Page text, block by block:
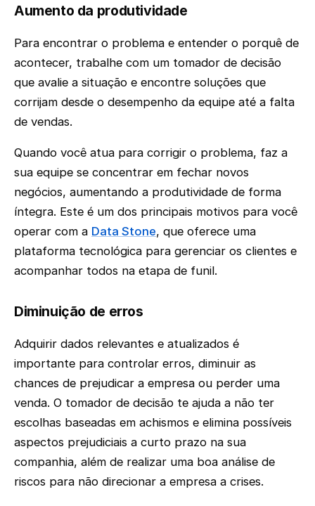
Aumento da produtividade
Para encontrar o problema e entender o porquê de
acontecer, trabalhe com um tomador de decisão
que avalie a situação e encontre soluções que
corrijam desde o desempenho da equipe até a falta
de vendas.
Quando você atua para corrigir o problema, faz a
sua equipe se concentrar em fechar novos
negócios, aumentando a produtividade de forma
íntegra. Este é um dos principais motivos para você
operar com a Data Stone, que oferece uma
plataforma tecnológica para gerenciar os clientes e
acompanhar todos na etapa de funil.
Diminuição de erros
Adquirir dados relevantes e atualizados é
importante para controlar erros, diminuir as
chances de prejudicar a empresa ou perder uma
venda. O tomador de decisão te ajuda a não ter
escolhas baseadas em achismos e elimina possíveis
aspectos prejudiciais a curto prazo na sua
companhia, além de realizar uma boa análise de
riscos para não direcionar a empresa a crises.